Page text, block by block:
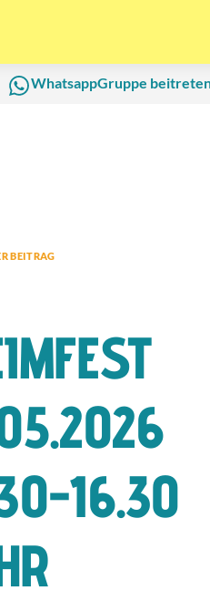
WhatsappGruppe
BEITRAG
16.30